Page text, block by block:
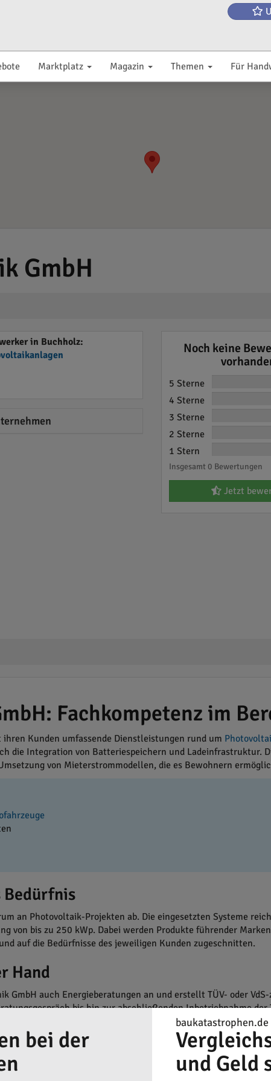
Marktplatz Magazin Themen Für
GmbH
in Buchholz:
Noch keine
5 Sterne
4 Sterne
3 Sterne
2 Sterne
1 Stern
Insgesamt 0 Bewertungen
Jetzt
Fachkompetenz im
Kunden umfassende Dienstleistungen rund um
die Integration von Batteriespeichern und Ladeinfrastruktur.
von Mieterstrommodellen, die es Bewohnern
Bedürfnis
an Photovoltaik-Projekten ab. Die eingesetzten Systeme
von bis zu 250 kWp. Dabei werden Produkte führender
auf die Bedürfnisse des jeweiligen Kunden zugeschnitten.
Hand
GmbH auch Energieberatungen an und erstellt TÜV- oder
bis hin zur abschließenden Inbetriebnahme der
Innovationen
in der Zusammenarbeit mit namhaften Herstellern und der
ist die Kombination von Solaranlagen mit anderen
bei der
baukatastrophen.de
und Geld